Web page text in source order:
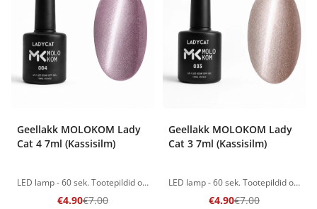
Geellakk MOLOKOM Lady
Cat 4 7ml (Kassisilm)
LED lamp - 60 sek. Tootepildid on illustratiivsed. Küsimuste korral ootame alati Sinu meili nanatallinn@gmail.com
€4.90€7.00
Geellakk MOLOKOM Lady
Cat 3 7ml (Kassisilm)
LED lamp - 60 sek. Tootepildid on illustratiivsed. Küsimuste korral ootame alati Sinu meili nanatallinn@gmail.com
€4.90€7.00